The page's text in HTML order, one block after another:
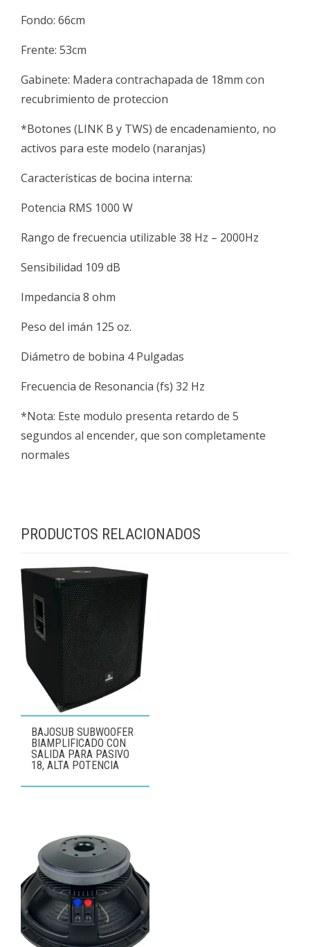
Fondo: 66cm
Frente: 53cm
Gabinete: Madera contrachapada de 18mm con
recubrimiento de proteccion
*Botones (LINK B y TWS) de encadenamiento, no
activos para este modelo (naranjas)
Características de bocina interna:
Potencia RMS 1000 W
Rango de frecuencia utilizable 38 Hz – 2000Hz
Sensibilidad 109 dB
Impedancia 8 ohm
Peso del imán 125 oz.
Diámetro de bobina 4 Pulgadas
Frecuencia de Resonancia (fs) 32 Hz
*Nota: Este modulo presenta retardo de 5
segundos al encender, que son completamente
normales
PRODUCTOS RELACIONADOS
BAJOSUB SUBWOOFER
BIAMPLIFICADO CON
SALIDA PARA PASIVO
18, ALTA POTENCIA